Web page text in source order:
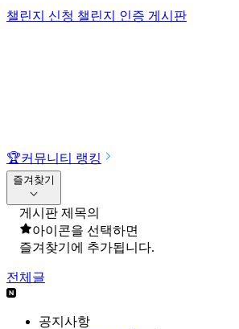
챌린지 신청 챌린지 인증 게시판
🏆커뮤니티 랭킹
즐겨찾기
게시판 제목의
아이콘을 선택하면
즐겨찾기에 추가됩니다.
전체글
공지사항